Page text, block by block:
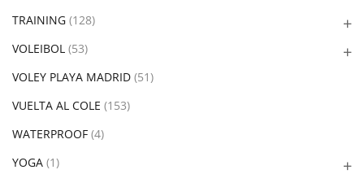
TRAINING (128)
VOLEIBOL (53)
VOLEY PLAYA MADRID (51)
VUELTA AL COLE (153)
WATERPROOF (4)
YOGA (1)